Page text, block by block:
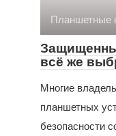
Планшетные
всё же
Многие
планшетных
безопасности